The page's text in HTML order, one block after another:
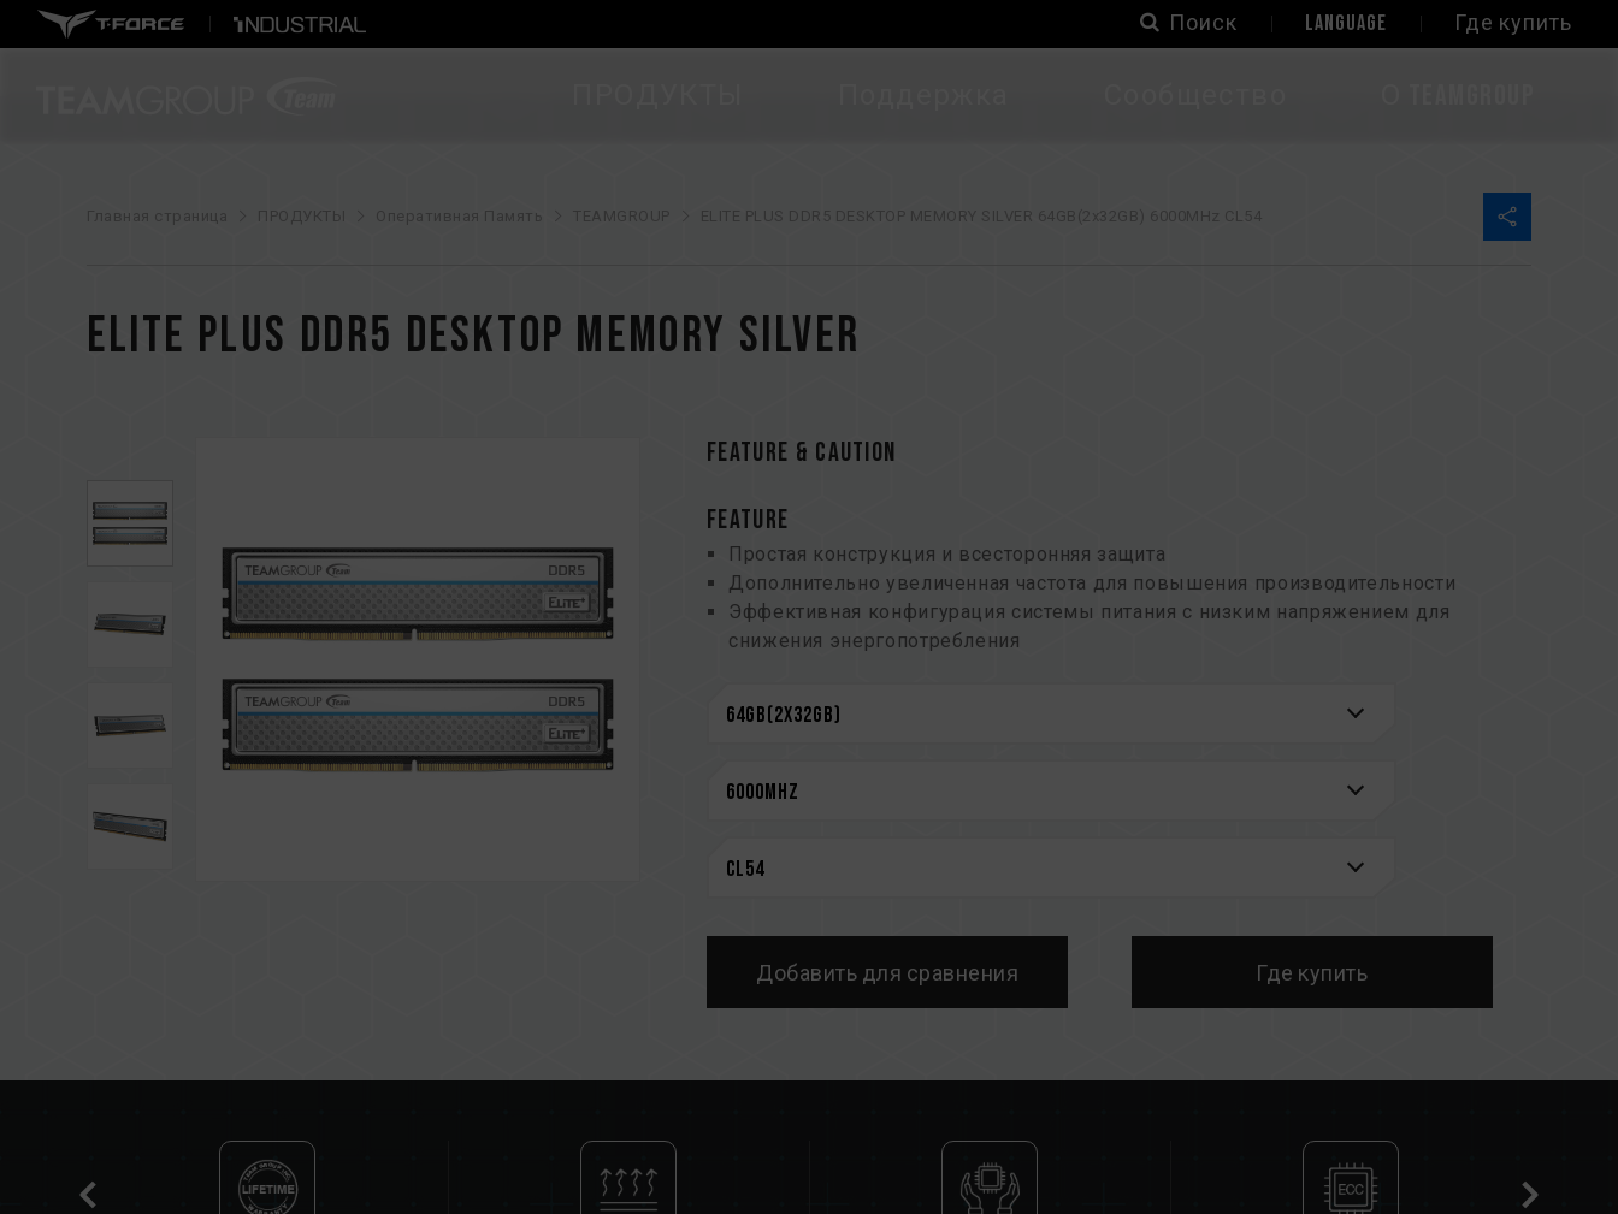
Поиск LANGUAGE Где купить
Главная страница ПРОДУКТЫ Оперативная Память TEAMGROUP ELITE PLUS DDR5 DESKTOP MEMORY SILVER 64GB(2x32GB) 6000MHz CL54
ELITE PLUS DDR5 DESKTOP MEMORY SILVER
FEATURE & CAUTION
FEATURE
Простая конструкция и всесторонняя защита
Дополнительно увеличенная частота для повышения производительности
Эффективная конфигурация системы питания с низким напряжением для
снижения энергопотребления
Механизм On-Die ECC для повышения стабильности передачи данных
См. полный список совместимых платформ в разделе
Перед покупкой изделий памяти ознакомьтесь со списком совместимости QVL,
Не смешивайте модули памяти с разной емкостью или частотой, а также
различных марок или моделей. Каждый комплект памяти проходит тестирование
BIOS материнской платы могут повлиять на рабочую частоту памяти.
также совместимости материнской платы и процессора.
Если XMP 3.0 (Intel) или EXPO (AMD) не включены, память будет работать на
частоте SPD по умолчанию (стандарт JEDEC), например DDR5-4800 (или ниже).
Добавить для сравнения Где купить